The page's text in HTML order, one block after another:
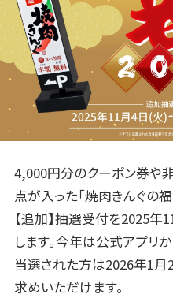
4,000円分のクーポン券や
点が入った「焼肉きんぐの
【追加】抽選受付を2025年
します。今年は公式アプリ
当選された方は2026年1月
求めいただけます。